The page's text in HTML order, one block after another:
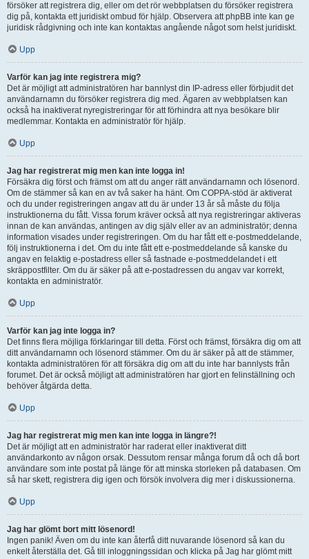
försöker att registrera dig, eller om det rör webbplatsen du försöker registrera
dig på, kontakta ett juridiskt ombud för hjälp. Observera att phpBB inte kan ge
juridisk rådgivning och inte kan kontaktas angående något som helst juridiskt.
Upp
Varför kan jag inte registrera mig?
Det är möjligt att administratören har bannlyst din IP-adress eller förbjudit det
användarnamn du försöker registrera dig med. Ägaren av webbplatsen kan
också ha inaktiverat nyregistreringar för att förhindra att nya besökare blir
medlemmar. Kontakta en administratör för hjälp.
Upp
Jag har registrerat mig men kan inte logga in!
Försäkra dig först och främst om att du anger rätt användarnamn och lösenord.
Om de stämmer så kan en av två saker ha hänt. Om COPPA-stöd är aktiverat
och du under registreringen angav att du är under 13 år så måste du följa
instruktionerna du fått. Vissa forum kräver också att nya registreringar aktiveras
innan de kan användas, antingen av dig själv eller av an administratör; denna
information visades under registreringen. Om du har fått ett e-postmeddelande,
följ instruktionerna i det. Om du inte fått ett e-postmeddelande så kanske du
angav en felaktig e-postadress eller så fastnade e-postmeddelandet i ett
skräppostfilter. Om du är säker på att e-postadressen du angav var korrekt,
kontakta en administratör.
Upp
Varför kan jag inte logga in?
Det finns flera möjliga förklaringar till detta. Först och främst, försäkra dig om att
ditt användarnamn och lösenord stämmer. Om du är säker på att de stämmer,
kontakta administratören för att försäkra dig om att du inte har bannlysts från
forumet. Det är också möjligt att administratören har gjort en felinställning och
behöver åtgärda detta.
Upp
Jag har registrerat mig men kan inte logga in längre?!
Det är möjligt att en administratör har raderat eller inaktiverat ditt
användarkonto av någon orsak. Dessutom rensar många forum då och då bort
användare som inte postat på länge för att minska storleken på databasen. Om
så har skett, registrera dig igen och försök involvera dig mer i diskussionerna.
Upp
Jag har glömt bort mitt lösenord!
Ingen panik! Även om du inte kan återfå ditt nuvarande lösenord så kan du
enkelt återställa det. Gå till inloggningssidan och klicka på Jag har glömt mitt